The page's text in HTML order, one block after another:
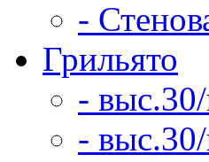
-
Грильято
-
-